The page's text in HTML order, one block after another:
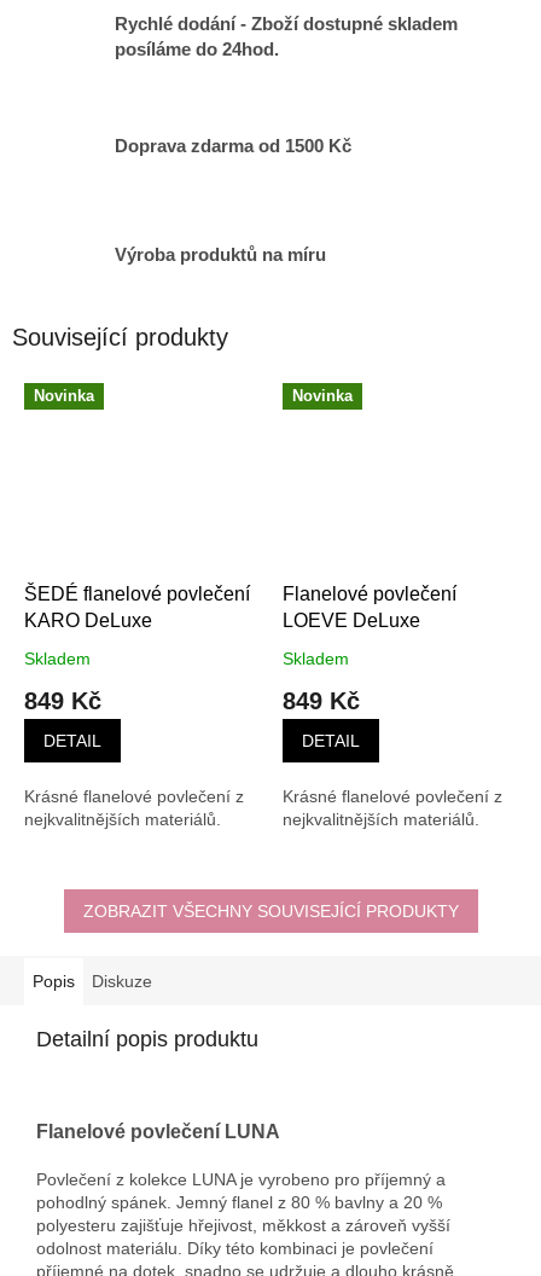
Rychlé dodání - Zboží dostupné skladem
posíláme do 24hod.
Doprava zdarma od 1500 Kč
Výroba produktů na míru
Související produkty
Novinka
ŠEDÉ flanelové povlečení
KARO DeLuxe
Skladem
849 Kč
DETAIL
Krásné flanelové povlečení z
nejkvalitnějších materiálů.
Novinka
Flanelové povlečení
LOEVE DeLuxe
Skladem
849 Kč
DETAIL
Krásné flanelové povlečení z
nejkvalitnějších materiálů.
ZOBRAZIT VŠECHNY SOUVISEJÍCÍ PRODUKTY
Popis Diskuze
Detailní popis produktu
Flanelové povlečení LUNA
Povlečení z kolekce LUNA je vyrobeno pro příjemný a
pohodlný spánek. Jemný flanel z 80 % bavlny a 20 %
polyesteru zajišťuje hřejivost, měkkost a zároveň vyšší
odolnost materiálu. Díky této kombinaci je povlečení
příjemné na dotek, snadno se udržuje a dlouho krásně